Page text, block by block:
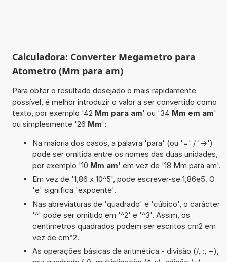
Calculadora: Converter Megametro para
Atometro (Mm para am)
Para obter o resultado desejado o mais rapidamente
possível, é melhor introduzir o valor a ser convertido como
texto, por exemplo '42 Mm para am' ou '34 Mm em am'
ou simplesmente '26 Mm':
Na maioria dos casos, a palavra 'para' (ou '=' / '->')
pode ser omitida entre os nomes das duas unidades,
por exemplo '10 Mm am' em vez de '18 Mm para am'.
Em vez de '1,86 x 10^5', pode escrever-se 1,86e5. O
'e' significa 'expoente'.
Nas abreviaturas de 'quadrado' e 'cúbico', o carácter
'^' pode ser omitido em '^2' e '^3'. Assim, os
centímetros quadrados podem ser escritos cm2 em
vez de cm^2.
As operações básicas de aritmética - divisão (/, :, ÷),